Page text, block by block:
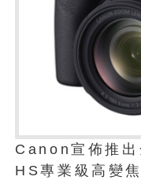
Canon宣佈推
HS專業級高變